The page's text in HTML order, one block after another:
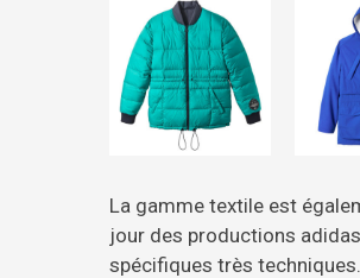
La gamme textile est
jour des productions
spécifiques très